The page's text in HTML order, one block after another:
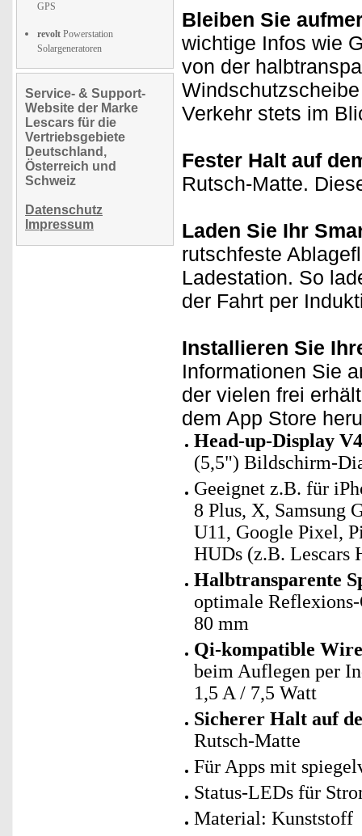
GPS
revolt Powerstation
Solargeneratoren
Service- & Support-
Website der Marke
Lescars für die
Vertriebsgebiete
Deutschland,
Österreich und
Schweiz
Datenschutz
Impressum
Bleiben Sie
wichtige Infos wie
von der
Verkehr stets im
Fester Halt auf
Rutsch-Matte.
Laden Sie Ihr
rutschfeste
Ladestation. So
der Fahrt per
Installieren Sie
Informationen Sie
der vielen frei
dem App Store
Head-up-Display
(5,5") Bildschirm-
Geeignet z.B. für
8 Plus, X, Samsung
U11, Google Pixel,
HUDs (z.B. Lescars
Halbtransparente
optimale
80 mm
Qi-kompatible
beim Auflegen per
1,5 A / 7,5 Watt
Sicherer Halt auf
Rutsch-Matte
Für Apps mit
Status-LEDs für
Material: Kunststoff